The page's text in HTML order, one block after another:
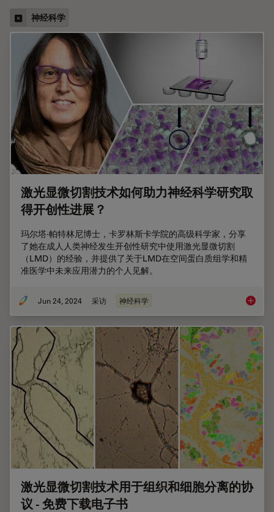
神经科学
激光显微切割技术如何助力神经科学研究取
得开创性进展？
玛尔塔·帕特林尼博士，卡罗林斯卡学院的高级科学家，分享
了她在成人人类神经发生开创性研究中使用激光显微切割
（LMD）的经验，并提供了关于LMD在空间蛋白质组学和精
准医学中未来应用潜力的个人见解。
Jun 24, 2024 采访 神经科学 激光显
激光显微切割技术用于组织和细胞分离的协
议 - 免费下载电子书